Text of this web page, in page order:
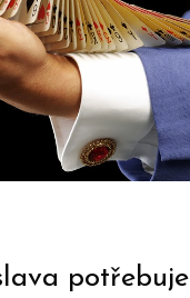
potřebuje